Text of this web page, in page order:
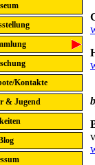
Kontakte
& Jugend